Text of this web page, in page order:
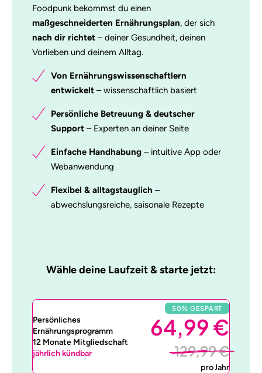
Foodpunk bekommst du einen
maßgeschneiderten Ernährungsplan, der sich
nach dir richtet – deiner Gesundheit, deinen
Vorlieben und deinem Alltag.
Von Ernährungswissenschaftlern
entwickelt – wissenschaftlich basiert
Persönliche Betreuung & deutscher
Support – Experten an deiner Seite
Einfache Handhabung – intuitive App oder
Webanwendung
Flexibel & alltagstauglich –
abwechslungsreiche, saisonale Rezepte
Wähle deine Laufzeit & starte jetzt:
Persönliches
Ernährungsprogramm
12 Monate Mitgliedschaft
jährlich kündbar
50% GESPART
64,99 €
129,99 €
pro Jahr